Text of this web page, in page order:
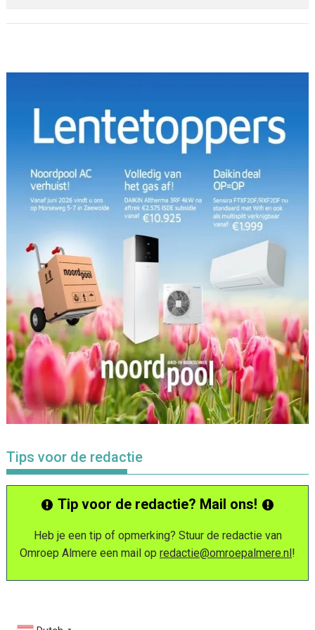
Tips voor de redactie
Tip voor de redactie? Mail ons!
Heb je een tip of opmerking? Stuur de redactie van
Omroep Almere een mail op redactie@omroepalmere.nl!